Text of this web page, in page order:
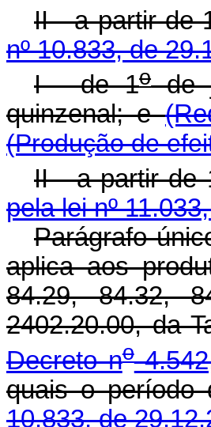
II - a partir de
nº 10.833, de
I - de 1ode
quinzenal; e
(Produção de
II - a partir de
pela lei nº
Parágrafo
aplica aos
84.29, 84.32,
2402.20.00, da
Decreto no
quais o período
10.833, de